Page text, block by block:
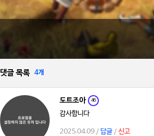
댓글 목록 4개
도트조아 46
감사합니다
2025.04.09 / 답글/ 신고